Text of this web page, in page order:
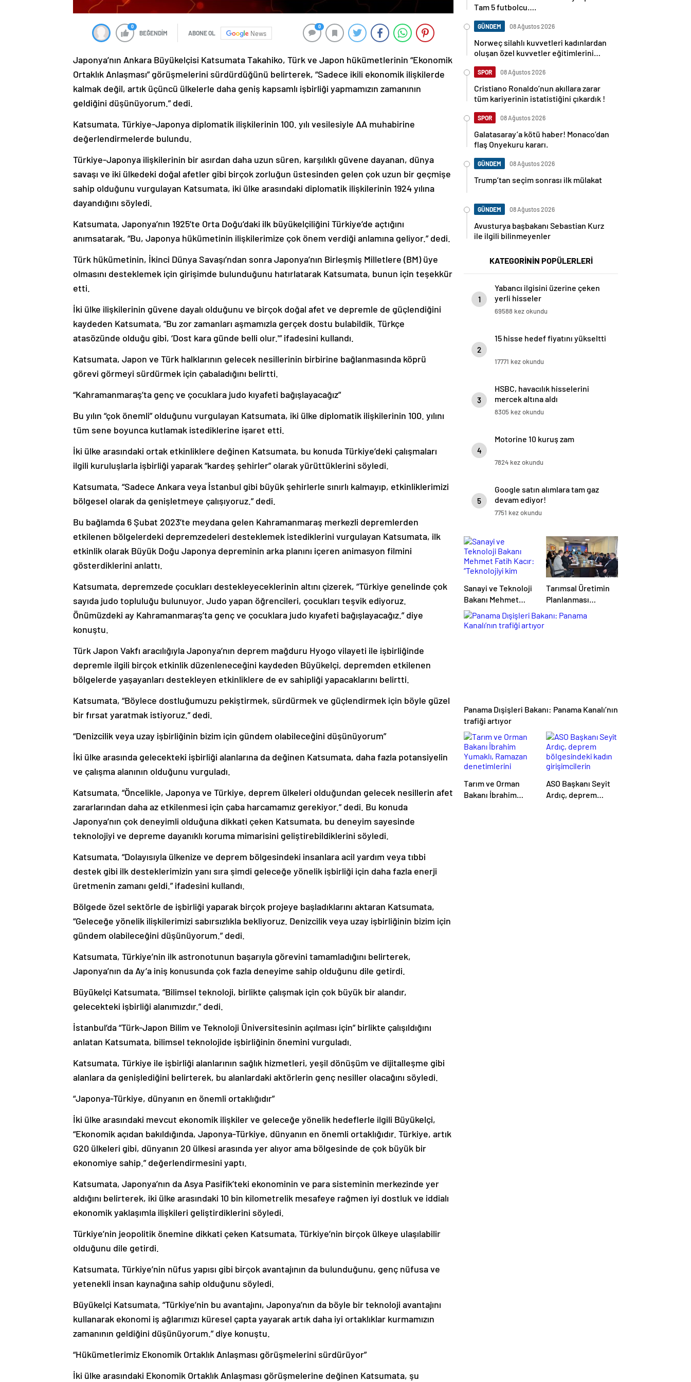
0
BEĞENDİM ABONE OL News
0
Japonya’nın Ankara Büyükelçisi Katsumata Takahiko, Türk ve Japon hükümetlerinin “Ekonomik
Ortaklık Anlaşması” görüşmelerini sürdürdüğünü belirterek, “Sadece ikili ekonomik ilişkilerde
kalmak değil, artık üçüncü ülkelerle daha geniş kapsamlı işbirliği yapmamızın zamanının
geldiğini düşünüyorum.” dedi.
Katsumata, Türkiye-Japonya diplomatik ilişkilerinin 100. yılı vesilesiyle AA muhabirine
değerlendirmelerde bulundu.
Türkiye-Japonya ilişkilerinin bir asırdan daha uzun süren, karşılıklı güvene dayanan, dünya
savaşı ve iki ülkedeki doğal afetler gibi birçok zorluğun üstesinden gelen çok uzun bir geçmişe
sahip olduğunu vurgulayan Katsumata, iki ülke arasındaki diplomatik ilişkilerinin 1924 yılına
dayandığını söyledi.
Katsumata, Japonya’nın 1925’te Orta Doğu’daki ilk büyükelçiliğini Türkiye’de açtığını
anımsatarak, “Bu, Japonya hükümetinin ilişkilerimize çok önem verdiği anlamına geliyor.” dedi.
Türk hükümetinin, İkinci Dünya Savaşı’ndan sonra Japonya’nın Birleşmiş Milletlere (BM) üye
olmasını desteklemek için girişimde bulunduğunu hatırlatarak Katsumata, bunun için teşekkür
etti.
İki ülke ilişkilerinin güvene dayalı olduğunu ve birçok doğal afet ve depremle de güçlendiğini
kaydeden Katsumata, “Bu zor zamanları aşmamızla gerçek dostu bulabildik. Türkçe
atasözünde olduğu gibi, ‘Dost kara günde belli olur.'” ifadesini kullandı.
Katsumata, Japon ve Türk halklarının gelecek nesillerinin birbirine bağlanmasında köprü
görevi görmeyi sürdürmek için çabaladığını belirtti.
“Kahramanmaraş’ta genç ve çocuklara judo kıyafeti bağışlayacağız”
Bu yılın “çok önemli” olduğunu vurgulayan Katsumata, iki ülke diplomatik ilişkilerinin 100. yılını
tüm sene boyunca kutlamak istediklerine işaret etti.
İki ülke arasındaki ortak etkinliklere değinen Katsumata, bu konuda Türkiye’deki çalışmaları
ilgili kuruluşlarla işbirliği yaparak “kardeş şehirler” olarak yürüttüklerini söyledi.
Katsumata, “Sadece Ankara veya İstanbul gibi büyük şehirlerle sınırlı kalmayıp, etkinliklerimizi
bölgesel olarak da genişletmeye çalışıyoruz.” dedi.
Bu bağlamda 6 Şubat 2023’te meydana gelen Kahramanmaraş merkezli depremlerden
etkilenen bölgelerdeki depremzedeleri desteklemek istediklerini vurgulayan Katsumata, ilk
etkinlik olarak Büyük Doğu Japonya depreminin arka planını içeren animasyon filmini
gösterdiklerini anlattı.
Katsumata, depremzede çocukları destekleyeceklerinin altını çizerek, “Türkiye genelinde çok
sayıda judo topluluğu bulunuyor. Judo yapan öğrencileri, çocukları teşvik ediyoruz.
Önümüzdeki ay Kahramanmaraş’ta genç ve çocuklara judo kıyafeti bağışlayacağız.” diye
konuştu.
Türk Japon Vakfı aracılığıyla Japonya’nın deprem mağduru Hyogo vilayeti ile işbirliğinde
depremle ilgili birçok etkinlik düzenleneceğini kaydeden Büyükelçi, depremden etkilenen
bölgelerde yaşayanları destekleyen etkinliklere de ev sahipliği yapacaklarını belirtti.
Katsumata, “Böylece dostluğumuzu pekiştirmek, sürdürmek ve güçlendirmek için böyle güzel
bir fırsat yaratmak istiyoruz.” dedi.
“Denizcilik veya uzay işbirliğinin bizim için gündem olabileceğini düşünüyorum”
İki ülke arasında gelecekteki işbirliği alanlarına da değinen Katsumata, daha fazla potansiyelin
ve çalışma alanının olduğunu vurguladı.
Katsumata, “Öncelikle, Japonya ve Türkiye, deprem ülkeleri olduğundan gelecek nesillerin afet
zararlarından daha az etkilenmesi için çaba harcamamız gerekiyor.” dedi. Bu konuda
Japonya’nın çok deneyimli olduğuna dikkati çeken Katsumata, bu deneyim sayesinde
teknolojiyi ve depreme dayanıklı koruma mimarisini geliştirebildiklerini söyledi.
Katsumata, “Dolayısıyla ülkenize ve deprem bölgesindeki insanlara acil yardım veya tıbbi
destek gibi ilk desteklerimizin yanı sıra şimdi geleceğe yönelik işbirliği için daha fazla enerji
üretmenin zamanı geldi.” ifadesini kullandı.
Bölgede özel sektörle de işbirliği yaparak birçok projeye başladıklarını aktaran Katsumata,
“Geleceğe yönelik ilişkilerimizi sabırsızlıkla bekliyoruz. Denizcilik veya uzay işbirliğinin bizim için
gündem olabileceğini düşünüyorum.” dedi.
Katsumata, Türkiye’nin ilk astronotunun başarıyla görevini tamamladığını belirterek,
Japonya’nın da Ay’a iniş konusunda çok fazla deneyime sahip olduğunu dile getirdi.
Büyükelçi Katsumata, “Bilimsel teknoloji, birlikte çalışmak için çok büyük bir alandır,
gelecekteki işbirliği alanımızdır.” dedi.
İstanbul’da “Türk-Japon Bilim ve Teknoloji Üniversitesinin açılması için” birlikte çalışıldığını
anlatan Katsumata, bilimsel teknolojide işbirliğinin önemini vurguladı.
Katsumata, Türkiye ile işbirliği alanlarının sağlık hizmetleri, yeşil dönüşüm ve dijitalleşme gibi
alanlara da genişlediğini belirterek, bu alanlardaki aktörlerin genç nesiller olacağını söyledi.
“Japonya-Türkiye, dünyanın en önemli ortaklığıdır”
İki ülke arasındaki mevcut ekonomik ilişkiler ve geleceğe yönelik hedeflerle ilgili Büyükelçi,
“Ekonomik açıdan bakıldığında, Japonya-Türkiye, dünyanın en önemli ortaklığıdır. Türkiye, artık
G20 ülkeleri gibi, dünyanın 20 ülkesi arasında yer alıyor ama bölgesinde de çok büyük bir
ekonomiye sahip.” değerlendirmesini yaptı.
Katsumata, Japonya’nın da Asya Pasifik’teki ekonominin ve para sisteminin merkezinde yer
aldığını belirterek, iki ülke arasındaki 10 bin kilometrelik mesafeye rağmen iyi dostluk ve iddialı
ekonomik yaklaşımla ilişkileri geliştirdiklerini söyledi.
Türkiye’nin jeopolitik önemine dikkati çeken Katsumata, Türkiye’nin birçok ülkeye ulaşılabilir
olduğunu dile getirdi.
Katsumata, Türkiye’nin nüfus yapısı gibi birçok avantajının da bulunduğunu, genç nüfusa ve
yetenekli insan kaynağına sahip olduğunu söyledi.
Büyükelçi Katsumata, “Türkiye’nin bu avantajını, Japonya’nın da böyle bir teknoloji avantajını
kullanarak ekonomi iş ağlarımızı küresel çapta yayarak artık daha iyi ortaklıklar kurmamızın
zamanının geldiğini düşünüyorum.” diye konuştu.
“Hükümetlerimiz Ekonomik Ortaklık Anlaşması görüşmelerini sürdürüyor”
İki ülke arasındaki Ekonomik Ortaklık Anlaşması görüşmelerine değinen Katsumata, şu
Tam 5 futbolcu….
GÜNDEM 08 Ağustos 2026
Norweç silahlı kuvvetleri kadınlardan
oluşan özel kuvvetler eğitimlerini
SPOR 08 Ağustos 2026
Cristiano Ronaldo’nun akıllara zarar
tüm kariyerinin istatistiğini çıkardık !
SPOR 08 Ağustos 2026
Galatasaray’a kötü haber! Monaco’dan
flaş Onyekuru kararı.
GÜNDEM 08 Ağustos 2026
Trump’tan seçim sonrası ilk mülakat
GÜNDEM 08 Ağustos 2026
Avusturya başbakanı Sebastian Kurz
ile ilgili bilinmeyenler
KATEGORİNİN POPÜLERLERİ
1
Yabancı ilgisini üzerine çeken
yerli hisseler
69588 kez okundu
2
15 hisse hedef fiyatını yükseltti
17771 kez okundu
3
HSBC, havacılık hisselerini
mercek altına aldı
8305 kez okundu
4
Motorine 10 kuruş zam
7824 kez okundu
5
Google satın alımlara tam gaz
devam ediyor!
7751 kez okundu
Sanayi ve Teknoloji
Bakanı Mehmet
Fatih Kacır:
“Teknolojiyi kim
Tarımsal Üretimin
Planlanması
Toplantısı
Panama Dışişleri Bakanı: Panama Kanalı’nın
trafiği artıyor
Tarım ve Orman
Bakanı İbrahim
ASO Başkanı Seyit
Ardıç, deprem